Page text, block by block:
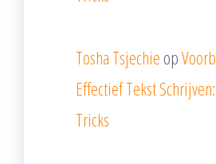
Tosha Tsjechie op
Effectief Tekst
Tricks